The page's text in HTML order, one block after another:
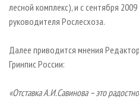
лесной комплекс), и с сентября
руководителя Рослесхоза.
Далее приводится мнения
Гринпис России:
«Отставка А.И.Савинова – это